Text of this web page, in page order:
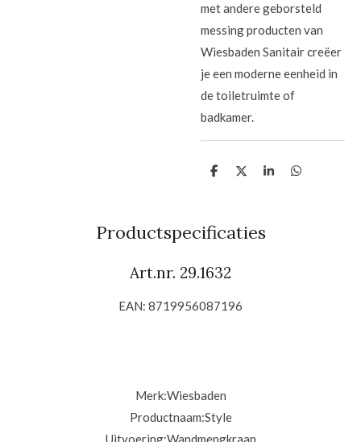
met andere geborsteld
messing producten van
Wiesbaden Sanitair creëer
je een moderne eenheid in
de toiletruimte of
badkamer.
D
n
D
S
D
Productspecificaties
Art.nr. 29.1632
EAN: 8719956087196
Merk:Wiesbaden
Productnaam:Style
Uitvoering:Wandmengkraan